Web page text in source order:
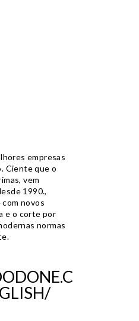
empresas
Ciente que o
vem
1990.,
novos
e o corte por
normas